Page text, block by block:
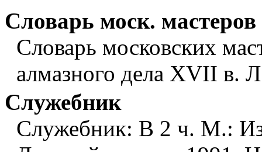
Словарь моск.
Словарь московских
алмазного дела XVII в.
Служебник
Служебник: В 2 ч. М.: